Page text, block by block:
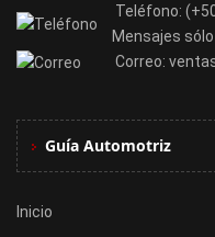
Teléfono:
Mensajes
Correo:
Guía Automotriz
Inicio